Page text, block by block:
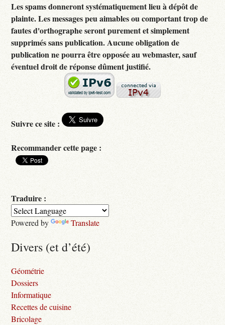
Les spams donneront systématiquement lieu à dépôt de
plainte. Les messages peu aimables ou comportant trop de
fautes d'orthographe seront purement et simplement
supprimés sans publication. Aucune obligation de
publication ne pourra être opposée au webmaster, sauf
éventuel droit de réponse dûment justifié.
Suivre ce site :
Recommander cette page :
Traduire :
Powered by Translate
Divers (et d’été)
Géométrie
Dossiers
Informatique
Recettes de cuisine
Bricolage